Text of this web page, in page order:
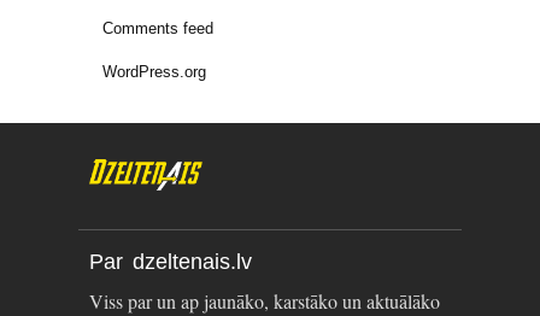
Comments feed
WordPress.org
Par dzeltenais.lv
Viss par un ap jaunāko, karstāko un aktuālāko